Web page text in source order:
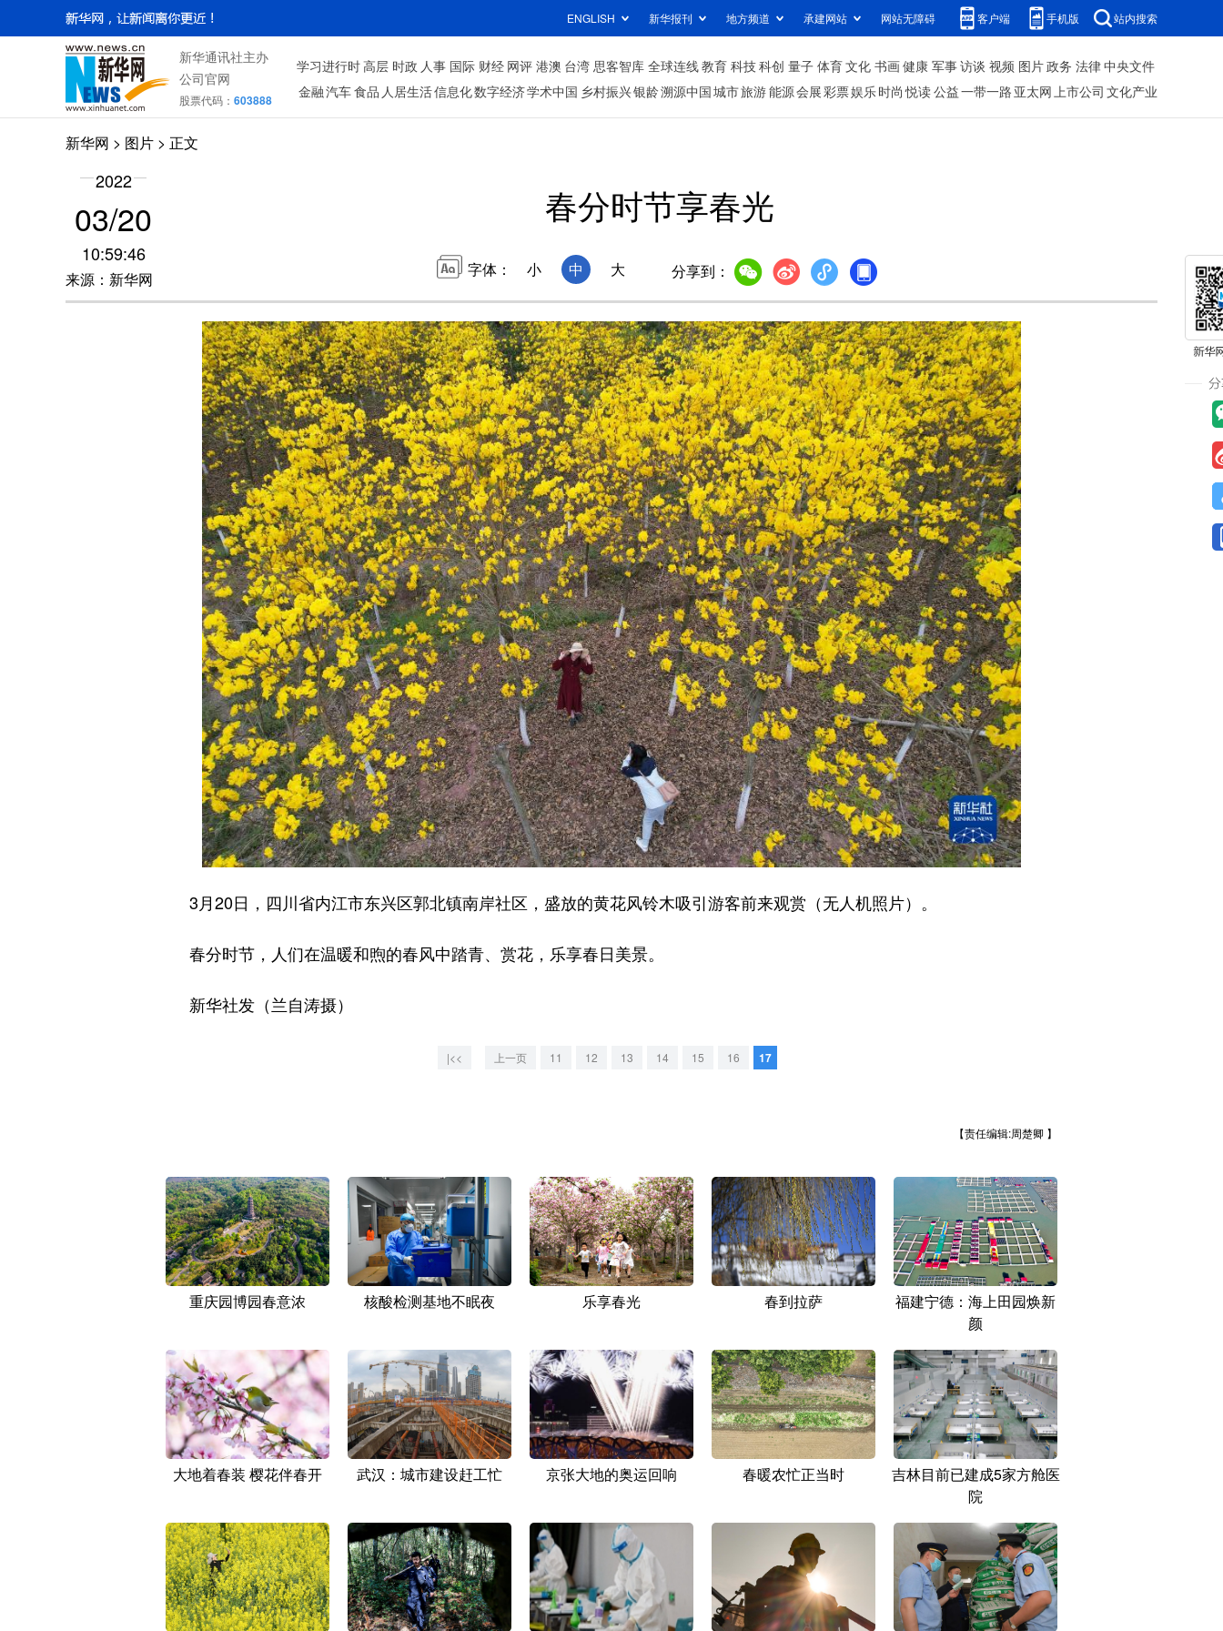
ENGLISH 新华报刊 地方频道 承建网站 网站无障碍 客户端 手机版 站内搜索
新华通讯社主办
公司官网
股票代码： 603888
学习进行时高层 时政 人事 国际 财经 网评 港澳 台湾 思客智库 全球连线教育 科技科创 量子 体育文化 书画健康 军事访谈 视频 图片政务 法律中央文件
金融汽车食品 人居生活信息化数字经济学术中国 乡村振兴银龄溯源中国城市旅游能源会展彩票娱乐时尚 悦读公益一带一路 亚太网上市公司 文化产业
新华网 > 图片 > 正文
2022
03/20
10:59:46
来源：新华网
春分时节享春光
字体： 小 中 大 分享到：
3月20日，四川省内江市东兴区郭北镇南岸社区，盛放的黄花风铃木吸引游客前来观赏（无人机照片）。
春分时节，人们在温暖和煦的春风中踏青、赏花，乐享春日美景。
新华社发（兰自涛摄）
|<< 上一页 11 12 13 14 15 16 17
【责任编辑:周楚卿 】
重庆园博园春意浓 核酸检测基地不眠夜 乐享春光 春到拉萨
福建宁德：海上田园焕新
颜
大地着春装 樱花伴春开 武汉：城市建设赶工忙 京张大地的奥运回响 春暖农忙正当时
吉林目前已建成5家方舱医
院